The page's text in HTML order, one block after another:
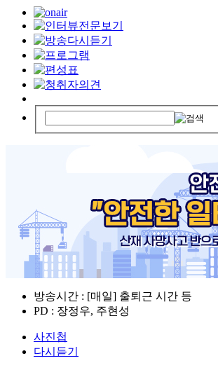
방송시간 : [매일] 출퇴근 시간 등
PD : 장정우, 주현성
사진첩
다시듣기